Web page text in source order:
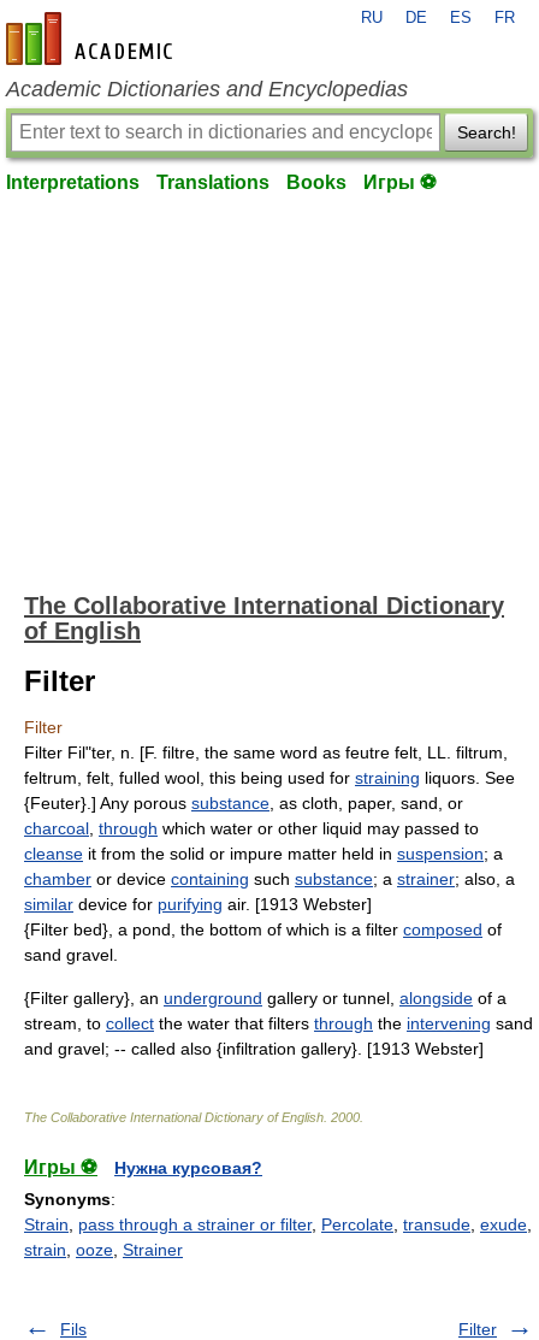
en-academic.com
RU DE ES FR
Academic Dictionaries and Encyclopedias
Search!
Interpretations Translations Books Игры ⚽
The Collaborative International Dictionary
of English
Filter
Filter
Filter Fil"ter, n. [F. filtre, the same word as feutre felt, LL. filtrum,
feltrum, felt, fulled wool, this being used for straining liquors. See
{Feuter}.] Any porous substance , as cloth, paper, sand, or
charcoal through which water or other liquid may passed to
cleanse it from the solid or impure matter held in suspension; a
chamber or device containing such substance; a strainer; also, a
similar device for purifying air. [1913 Webster]
{Filter bed}, a pond, the bottom of which is a filter composed of
sand gravel.
{Filter gallery}, an underground gallery or tunnel, alongside of a
stream, to collect the water that filters through the intervening sand
and gravel; -- called also {infiltration gallery}. [1913 Webster]
The Collaborative International Dictionary of English 2000
Игры ⚽
Нужна курсовая?
Synonyms:
Strain
pass through a strainer or filter, Percolate transude exude
strain ooze Strainer
Fils Filter